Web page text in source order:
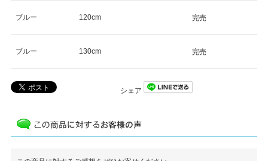
ブルー 120cm 完売
ブルー 130cm 完売
シェア